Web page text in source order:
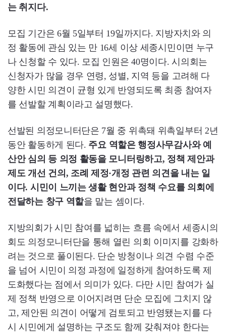
는 취지다.
모집 기간은 6월 5일부터 19일까지다. 지방자치와 의
정 활동에 관심 있는 만 16세 이상 세종시민이면 누구
나 신청할 수 있다. 모집 인원은 40명이다. 시의회는
신청자가 많을 경우 연령, 성별, 지역 등을 고려해 다
양한 시민 의견이 균형 있게 반영되도록 최종 참여자
를 선발할 계획이라고 설명했다.
선발된 의정모니터단은 7월 중 위촉돼 위촉일부터 2년
동안 활동하게 된다. 주요 역할은 행정사무감사와 예
산안 심의 등 의정 활동을 모니터링하고, 정책 제안과
제도 개선 건의, 조례 제정·개정 관련 의견을 내는 일
이다. 시민이 느끼는 생활 현안과 정책 수요를 의회에
전달하는 창구 역할을 맡는 셈이다.
지방의회가 시민 참여를 넓히는 흐름 속에서 세종시의
회도 의정모니터단을 통해 열린 의회 이미지를 강화하
려는 것으로 풀이된다. 단순 방청이나 의견 수렴 수준
을 넘어 시민이 의정 과정에 일정하게 참여하도록 제
도화했다는 점에서 의미가 있다. 다만 시민 참여가 실
제 정책 반영으로 이어지려면 단순 모집에 그치지 않
고, 제안된 의견이 어떻게 검토되고 반영됐는지를 다
시 시민에게 설명하는 구조도 함께 갖춰져야 한다는